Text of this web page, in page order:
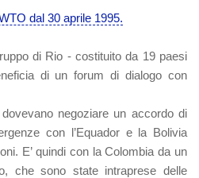
dal 30 aprile 1995.
di Rio - costituito da 19 paesi
di un forum di dialogo con
negoziare un accordo di
con l’Equador e la Bolivia
E’ quindi con la Colombia da un
che sono state intraprese delle